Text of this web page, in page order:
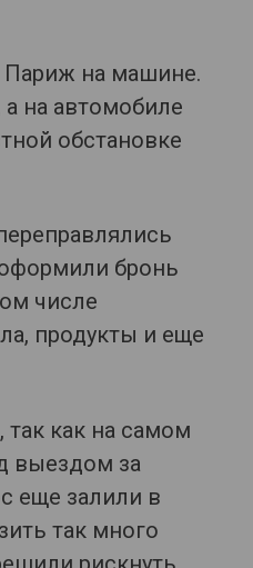
Париж на машине.
на автомобиле
обстановке
бронь
числе
продукты и еще
как на самом
выездом за
еще залили в
так много